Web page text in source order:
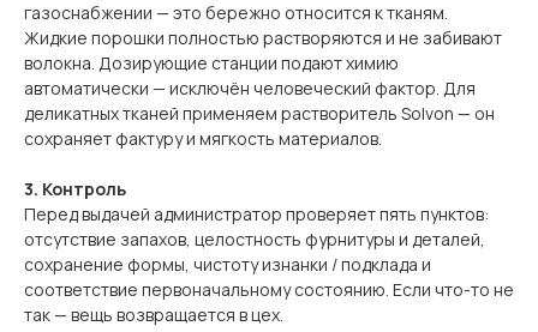
газоснабжении — это бережно относится к тканям.
Жидкие порошки полностью растворяются и не забивают
волокна. Дозирующие станции подают химию
автоматически — исключён человеческий фактор. Для
деликатных тканей применяем растворитель Solvon — он
сохраняет фактуру и мягкость материалов.
3. Контроль
Перед выдачей администратор проверяет пять пунктов:
отсутствие запахов, целостность фурнитуры и деталей,
сохранение формы, чистоту изнанки / подклада и
соответствие первоначальному состоянию. Если что-то не
так — вещь возвращается в цех.